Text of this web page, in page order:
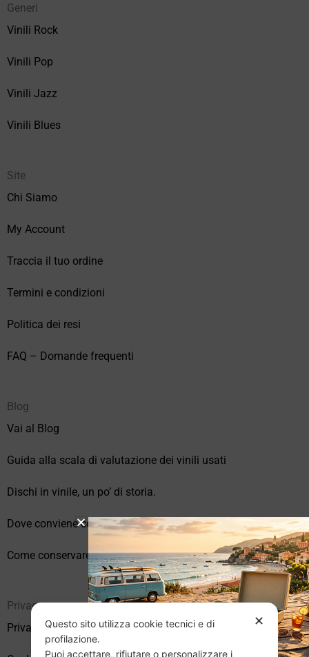
Generi
Vinili Rock
Vinili Pop
Vinili Jazz
Vinili Blues
Site
Chi Siamo
My Account
Traccia il tuo ordine
Termini e condizioni
Politica dei resi
FAQ – Domande frequenti
Blog
Vai al Blog
Guida alla scala di valutazione dei vinili usati
Dischi in vinile, un po’ di storia.
Dove conviene comprare vinili online?
Come conservare correttamente i vinili usati
Privacy
Privacy Policy
✕
Questo sito utilizza cookie tecnici e di
profilazione.
Puoi accettare, rifiutare o personalizzare i